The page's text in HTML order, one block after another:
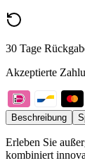
30 Tage
Akzeptierte
Beschreibung
Erleben Sie
kombiniert